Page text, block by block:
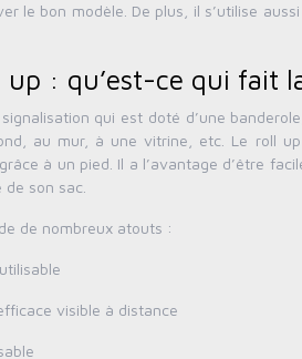
le bon modèle. De plus, il s’utilise
up : qu’est-ce qui fait
qui est doté d’une
au mur, à une vitrine, etc. Le roll
à un pied. Il a l’avantage d’être
son sac.
de nombreux atouts :
visible à distance